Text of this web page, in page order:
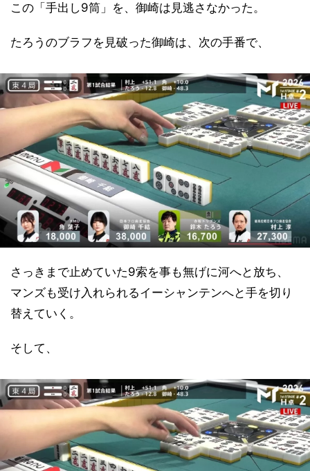
この「手出し9筒」を、御崎は見逃さなかった。
たろうのブラフを見破った御崎は、次の手番で、
さっきまで止めていた9索を事も無げに河へと放ち、
マンズも受け入れられるイーシャンテンへと手を切り
替えていく。
そして、